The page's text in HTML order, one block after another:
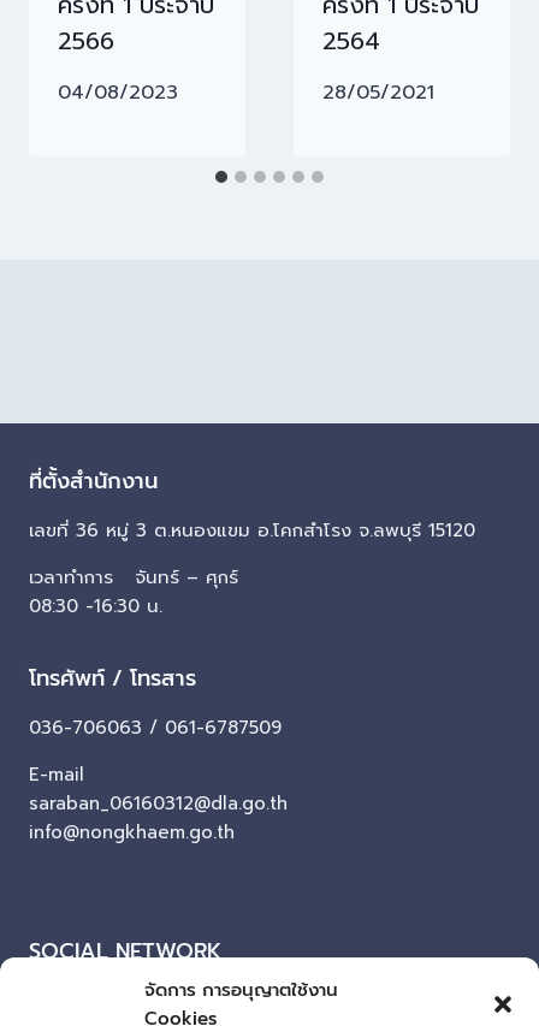
จัดการ การอนุญาตใช้งาน
Cookies
2566
04/08/2023
2564
28/05/2021
ที่ตั้งสำนักงาน
เลขที่ 36 หมู่ 3 ต.หนองแขม อ.โคกสำโรง จ.ลพบุรี 15120
เวลาทำการ จันทร์ – ศุกร์
08:30 -16:30 น.
โทรศัพท์ / โทรสาร
036-706063 / 061-6787509
E-mail
saraban_06160312@dla.go.th
info@nongkhaem.go.th
SOCIAL NETWORK
Facebook